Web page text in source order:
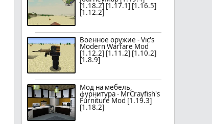
[1.18.2] [1.17.1] [1.16.5]
[1.12.2]
Военное оружие - Vic's
Modern Warfare Mod
[1.12.2] [1.11.2] [1.10.2]
[1.8.9]
Мод на мебель,
фурнитура - MrCrayfish's
Furniture Mod [1.19.3]
[1.18.2]